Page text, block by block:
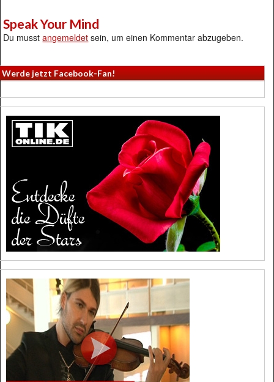
Speak Your Mind
Du musstangemeldet sein, um einen Kommentar abzugeben.
Werde jetzt Facebook-Fan!